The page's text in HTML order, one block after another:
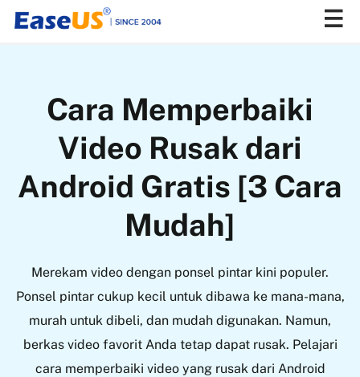
Cara Memperbaiki
Video Rusak dari
Android Gratis [3 Cara
Mudah]
Merekam video dengan ponsel pintar kini populer.
Ponsel pintar cukup kecil untuk dibawa ke mana-mana,
murah untuk dibeli, dan mudah digunakan. Namun,
berkas video favorit Anda tetap dapat rusak. Pelajari
cara memperbaiki video yang rusak dari Android